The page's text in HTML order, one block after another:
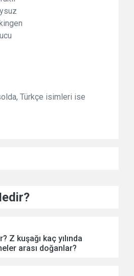
Türkçe isimleri ise
Z kuşağı kaç yılında
arası doğanlar?